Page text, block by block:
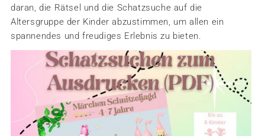
daran, die Rätsel und die Schatzsuche auf die
Altersgruppe der Kinder abzustimmen, um allen ein
spannendes und freudiges Erlebnis zu bieten.